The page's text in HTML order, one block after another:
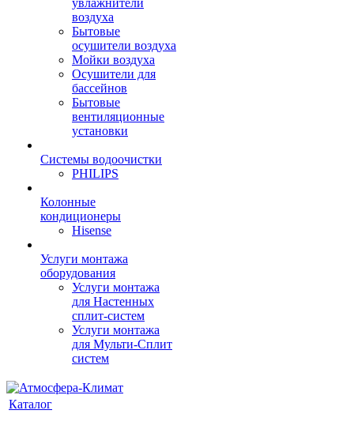
увлажнители
воздуха
Бытовые
осушители воздуха
Мойки воздуха
Осушители для
бассейнов
Бытовые
вентиляционные
установки
Системы водоочистки
PHILIPS
Колонные
кондиционеры
Hisense
Услуги монтажа
оборудования
Услуги монтажа
для Настенных
сплит-систем
Услуги монтажа
для Мульти-Сплит
систем
Каталог